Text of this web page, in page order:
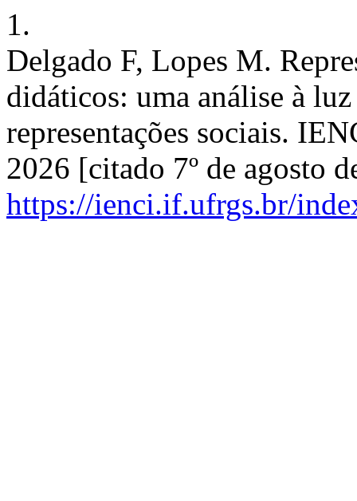
1.
Delgado F, Lopes M.
didáticos: uma análise à
representações sociais.
2026 [citado 7º de agosto
https://ienci.if.ufrgs.br/